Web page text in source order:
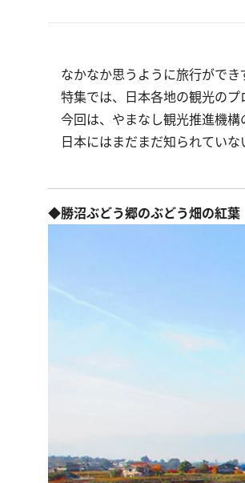
なかなか思うように旅行ができ
特集では、日本各地の観光のプ
今回は、やまなし観光推進機構
日本にはまだまだ知られていな
◆勝沼ぶどう郷のぶどう畑の紅葉